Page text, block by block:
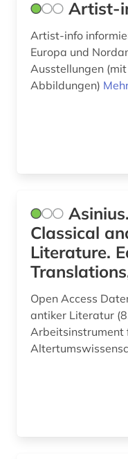
naher osten (1)
niedersachsen (2)
(1)
Artist-
Artist-info
Europa und
Ausstellungen
Abbildungen)
Classical
Literature.
Open Access
antiker Literatur
Arbeitsinstrument